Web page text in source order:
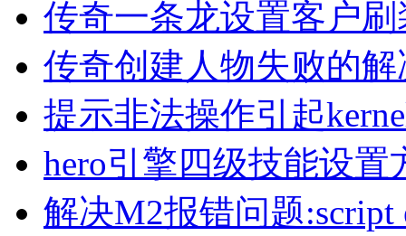
传奇一条龙设置客户
传奇创建人物失败的
提示非法操作引起
hero引擎四级技能设置
解决M2报错问题:script